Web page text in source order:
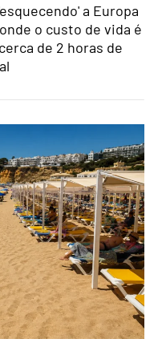
a Europa
o custo de vida é
de 2 horas de